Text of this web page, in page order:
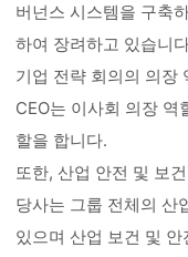
버넌스 시스템을 구축
하여 장려하고 있습니
기업 전략 회의의 의장
CEO는 이사회 의장 역
할을 합니다.
또한, 산업 안전 및 보
당사는 그룹 전체의 산
있으며 산업 보건 및